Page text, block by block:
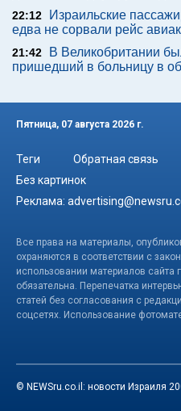
22:12
Израильские
едва не сорвали рейс
21:42
В Великобритании
пришедший в больницу в
Пятница, 07 августа 2026 г.
Теги Обратная связь
Без картинок
Реклама:
Все права на материалы,
охраняются в соответствии с
использовании материалов сайта
обязательна. Перепечатка
статей без согласования с
соцсетях. Использование
© NEWSru.co.il: новости Израиля